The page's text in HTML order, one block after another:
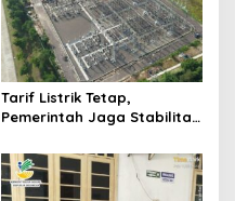
Tarif Listrik Tetap,
Pemerintah Jaga Stabilitas